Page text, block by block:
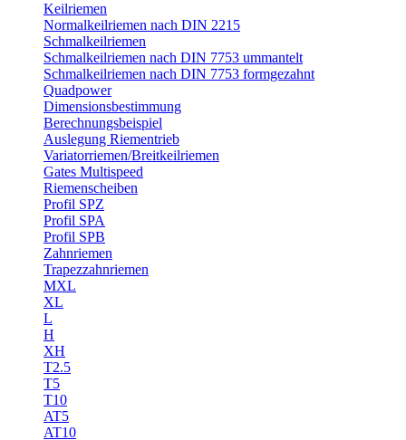
Keilriemen
Normalkeilriemen nach DIN 2215
Schmalkeilriemen
Schmalkeilriemen nach DIN 7753 ummantelt
Schmalkeilriemen nach DIN 7753 formgezahnt
Quadpower
Dimensionsbestimmung
Berechnungsbeispiel
Auslegung Riementrieb
Variatorriemen/Breitkeilriemen
Gates Multispeed
Riemenscheiben
Profil SPZ
Profil SPA
Profil SPB
Zahnriemen
Trapezzahnriemen
MXL
XL
L
H
XH
T2.5
T5
T10
AT5
AT10